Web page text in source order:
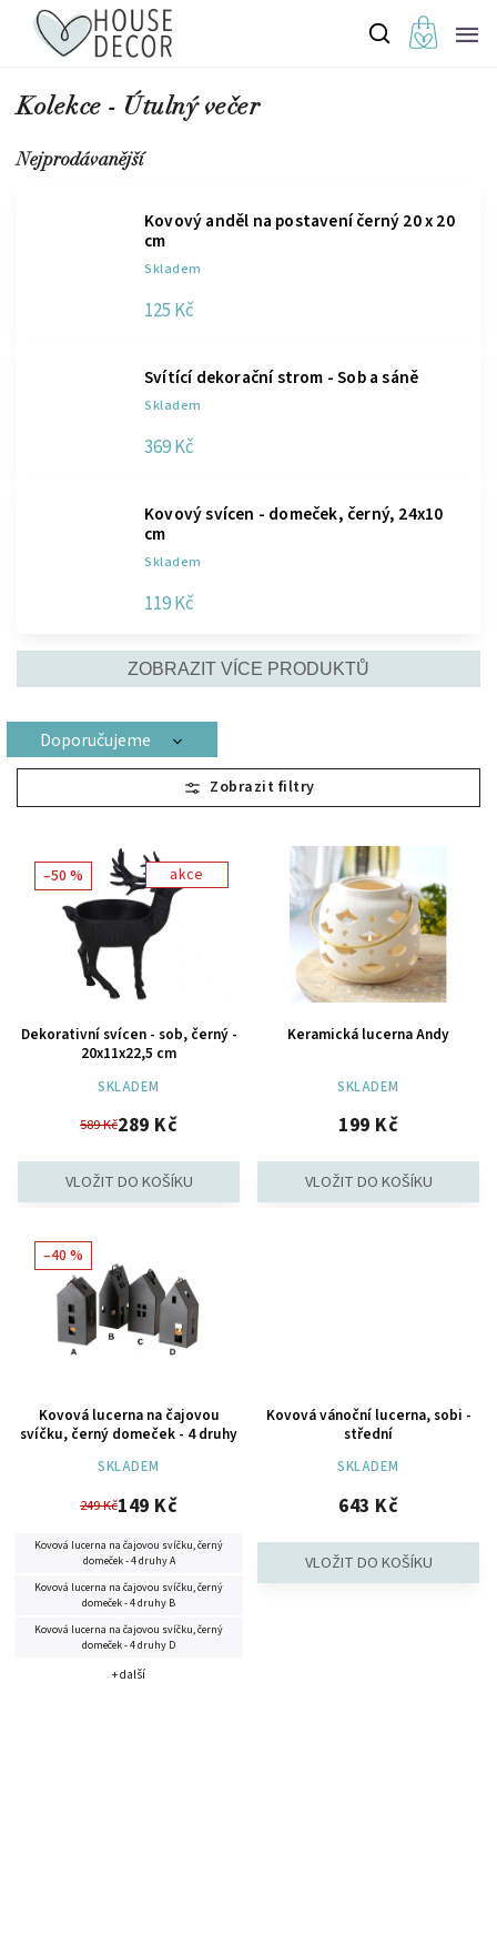
Kolekce - Útulný večer
Nejprodávanější
Kovový anděl na postavení černý 20 x 20
cm
Skladem
125 Kč
Svítící dekorační strom - Sob a sáně
Skladem
369 Kč
Kovový svícen - domeček, černý, 24x10
cm
Skladem
119 Kč
ZOBRAZIT VÍCE PRODUKTŮ
Doporučujeme
Nejlevnější
Nejdražší
Nejprodávanější
Abecedně
akce
–50 %
Dekorativní svícen - sob, černý -
20x11x22,5 cm
SKLADEM
589 Kč289 Kč
Keramická lucerna Andy
SKLADEM
199 Kč
–40 %
Kovová lucerna na čajovou
svíčku, černý domeček - 4 druhy
SKLADEM
249 Kč149 Kč
Kovová lucerna na čajovou svíčku, černý
domeček - 4 druhy A
Kovová lucerna na čajovou svíčku, černý
domeček - 4 druhy B
Kovová lucerna na čajovou svíčku, černý
domeček - 4 druhy D
+ další
Kovová vánoční lucerna, sobi -
střední
SKLADEM
643 Kč